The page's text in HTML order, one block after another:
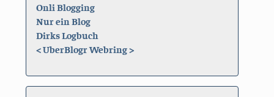
Onli Blogging
Nur ein Blog
Dirks Logbuch
<UberBlogr Webring>